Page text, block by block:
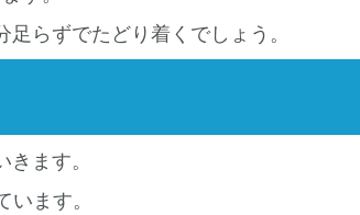
らずでたどり着くでしょう。
ます。
ます。